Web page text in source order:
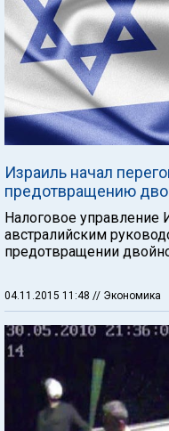
Израиль начал
предотвращению
Налоговое управление
австралийским
предотвращении
04.11.2015 11:48 // Экономика